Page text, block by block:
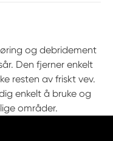
og debridement
Den fjerner enkelt
resten av friskt vev.
enkelt å bruke og
områder.